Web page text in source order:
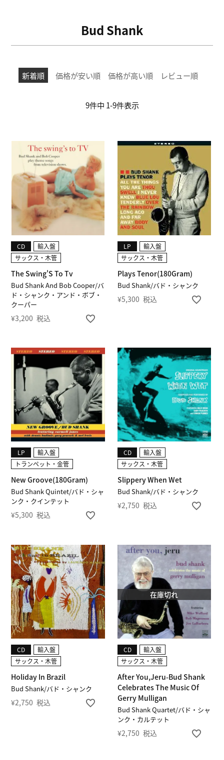
Bud Shank
新着順 価格が安い順 価格が高い順 レビュー順
9件中 1-9件表示
Bud Shank And Bob Cooper/バ
ド・シャンク・アンド・ボブ・
クーパー
The Swing'S To Tv
CD
輸入盤
サックス・木管
¥3,200 税込
Bud Shank/バド・シャンク
Plays Tenor(180Gram)
LP
輸入盤
サックス・木管
¥5,300 税込
Bud Shank Quintet/バド・シャ
ンク・クインテット
New Groove(180Gram)
LP
輸入盤
トランペット・金管
¥5,300 税込
Bud Shank/バド・シャンク
Slippery When Wet
CD
輸入盤
サックス・木管
¥2,750 税込
Bud Shank/バド・シャンク
Holiday In Brazil
CD
輸入盤
サックス・木管
¥2,750 税込
Bud Shank Quartet/バド・シャ
ンク・カルテット
After You,Jeru-Bud Shank
Celebrates The Music Of
Gerry Mulligan
CD
輸入盤
サックス・木管
¥2,750 税込
在庫切れ